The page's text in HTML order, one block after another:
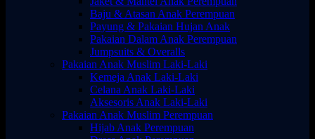
Baju & Atasan Anak Perempuan
Payung & Pakaian Hujan Anak
Pakaian Dalam Anak Perempuan
Jumpsuits & Overalls
Pakaian Anak Muslim Laki-Laki
Kemeja Anak Laki-Laki
Celana Anak Laki-Laki
Aksesoris Anak Laki-Laki
Pakaian Anak Muslim Perempuan
Hijab Anak Perempuan